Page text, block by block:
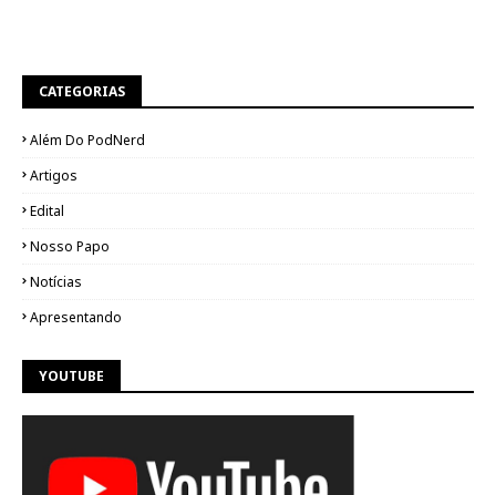
CATEGORIAS
Além Do PodNerd
Artigos
Edital
Nosso Papo
Notícias
Apresentando
YOUTUBE